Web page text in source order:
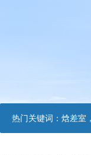
热门关键词： 焓差室，冰箱能